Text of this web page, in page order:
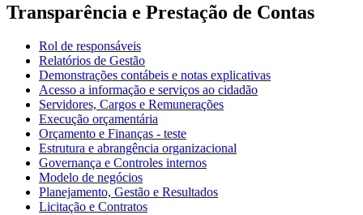
Transparência e Prestação de Contas
Rol de responsáveis
Relatórios de Gestão
Demonstrações contábeis e notas explicativas
Acesso a informação e serviços ao cidadão
Servidores, Cargos e Remunerações
Execução orçamentária
Orçamento e Finanças - teste
Estrutura e abrangência organizacional
Governança e Controles internos
Modelo de negócios
Planejamento, Gestão e Resultados
Licitação e Contratos